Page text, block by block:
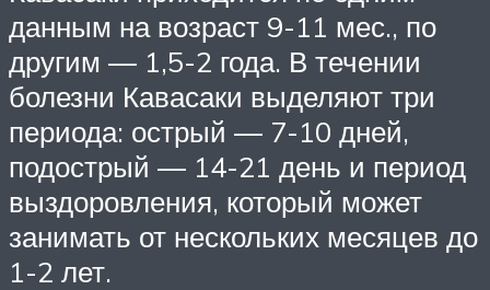
данным на возраст 9-11 мес., по
другим — 1,5-2 года. В течении
болезни Кавасаки выделяют три
периода: острый — 7-10 дней,
подострый — 14-21 день и период
выздоровления, который может
занимать от нескольких месяцев до
1-2 лет.